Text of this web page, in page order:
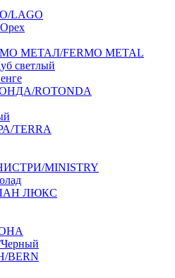
LAGO
МЕТАЛ/FERMO METAL
светлый
ROTONDA
TERRA
MINISTRY
ЛЮКС
BERN